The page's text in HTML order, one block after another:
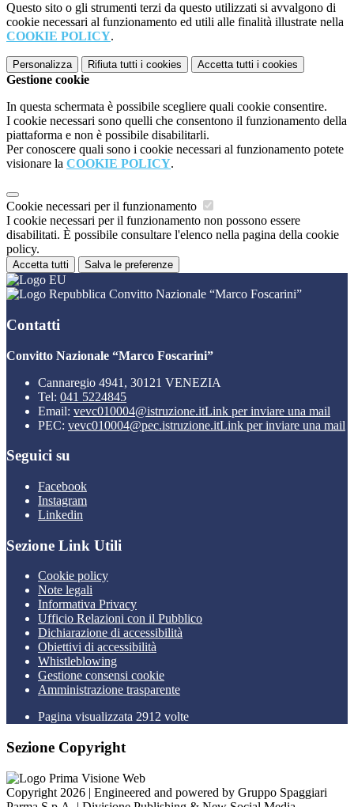
Questo sito o gli strumenti terzi da questo utilizzati si avvalgono di
cookie necessari al funzionamento ed utili alle finalità illustrate nella
COOKIE POLICY.
Personalizza Rifiuta tutti i cookies Accetta tutti i cookies
Gestione cookie
In questa schermata è possibile scegliere quali cookie consentire.
I cookie necessari sono quelli che consentono il funzionamento della
piattaforma e non è possibile disabilitarli.
Per conoscere quali sono i cookie necessari al funzionamento potete
visionare la COOKIE POLICY.
Cookie necessari per il funzionamento
I cookie necessari per il funzionamento non possono essere
disabilitati. È possibile consultare l'elenco nella pagina della cookie
policy.
Accetta tutti Salva le preferenze
Convitto Nazionale “Marco Foscarini”
Contatti
Convitto Nazionale “Marco Foscarini”
Cannaregio 4941, 30121 VENEZIA
Tel: 041 5224845
Email: vevc010004@istruzione.itLink per inviare una mail
PEC: vevc010004@pec.istruzione.itLink per inviare una mail
Seguici su
Facebook
Instagram
Linkedin
Sezione Link Utili
Cookie policy
Note legali
Informativa Privacy
Ufficio Relazioni con il Pubblico
Dichiarazione di accessibilità
Obiettivi di accessibilità
Whistleblowing
Gestione consensi cookie
Amministrazione trasparente
Pagina visualizzata 2912 volte
Sezione Copyright
Copyright 2026 | Engineered and powered by Gruppo Spaggiari